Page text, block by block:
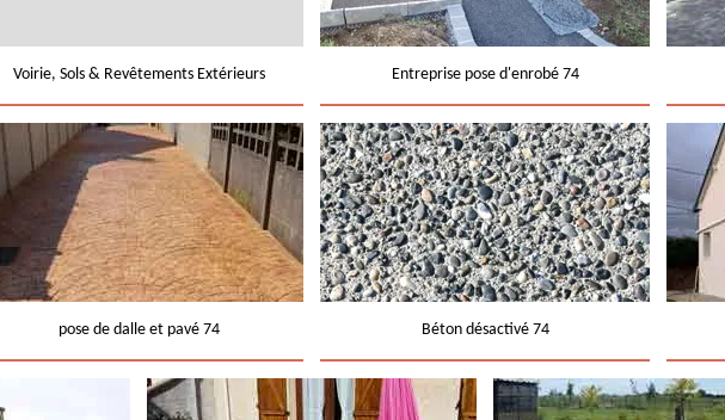
Voirie, Sols & Revêtements Extérieurs Entreprise pose d'enrobé 74
pose de dalle et pavé 74 Béton désactivé 74